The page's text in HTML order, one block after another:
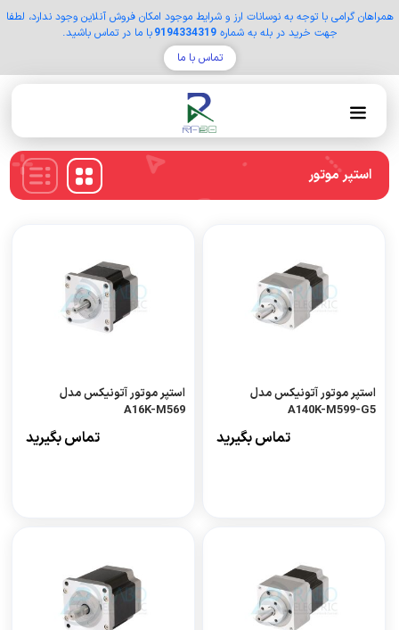
همراهان گرامی با توجه به نوسانات ارز و شرایط موجود امکان فروش آنلاین وجود ندارد، لطفا
جهت خرید در بله به شماره9194334319با ما در تماس باشید.
تماس با ما
استپر موتور
استپر موتور آتونیکس مدل
A140K-M599-G5
تماس بگیرید
استپر موتور آتونیکس مدل
A16K-M569
تماس بگیرید